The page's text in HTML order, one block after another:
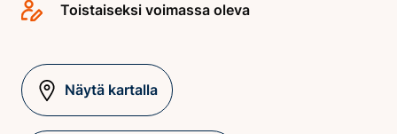
Toistaiseksi voimassa oleva
Näytä kartalla